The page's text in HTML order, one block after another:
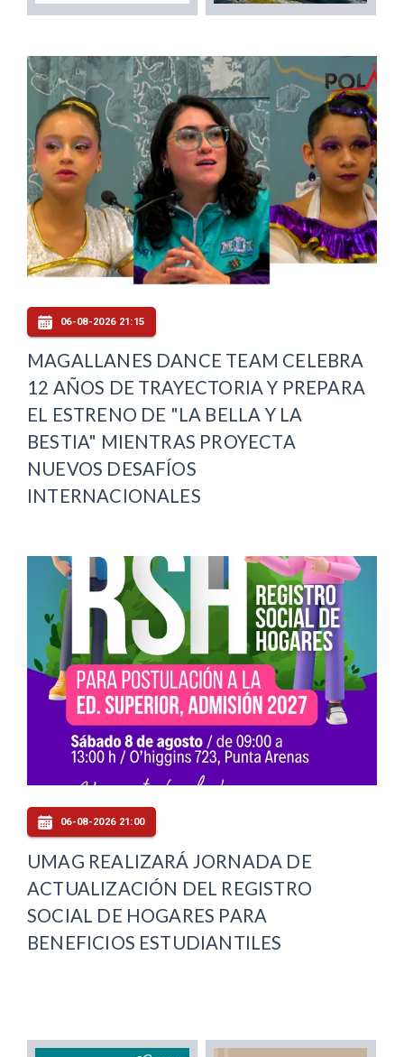
06-08-2026 21:15
MAGALLANES DANCE TEAM CELEBRA
12 AÑOS DE TRAYECTORIA Y PREPARA
EL ESTRENO DE "LA BELLA Y LA
BESTIA" MIENTRAS PROYECTA
NUEVOS DESAFÍOS
INTERNACIONALES
06-08-2026 21:00
UMAG REALIZARÁ JORNADA DE
ACTUALIZACIÓN DEL REGISTRO
SOCIAL DE HOGARES PARA
BENEFICIOS ESTUDIANTILES